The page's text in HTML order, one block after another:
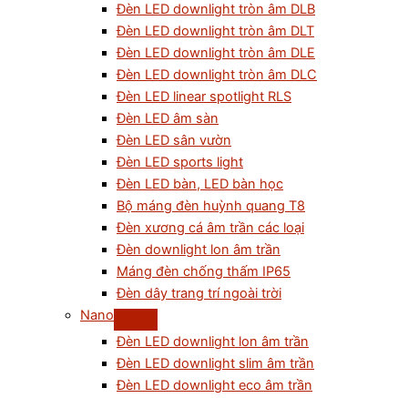
Đèn LED downlight tròn âm DLB
Đèn LED downlight tròn âm DLT
Đèn LED downlight tròn âm DLE
Đèn LED downlight tròn âm DLC
Đèn LED linear spotlight RLS
Đèn LED âm sàn
Đèn LED sân vườn
Đèn LED sports light
Đèn LED bàn, LED bàn học
Bộ máng đèn huỳnh quang T8
Đèn xương cá âm trần các loại
Đèn downlight lon âm trần
Máng đèn chống thấm IP65
Đèn dây trang trí ngoài trời
Nano
Đèn LED downlight lon âm trần
Đèn LED downlight slim âm trần
Đèn LED downlight eco âm trần